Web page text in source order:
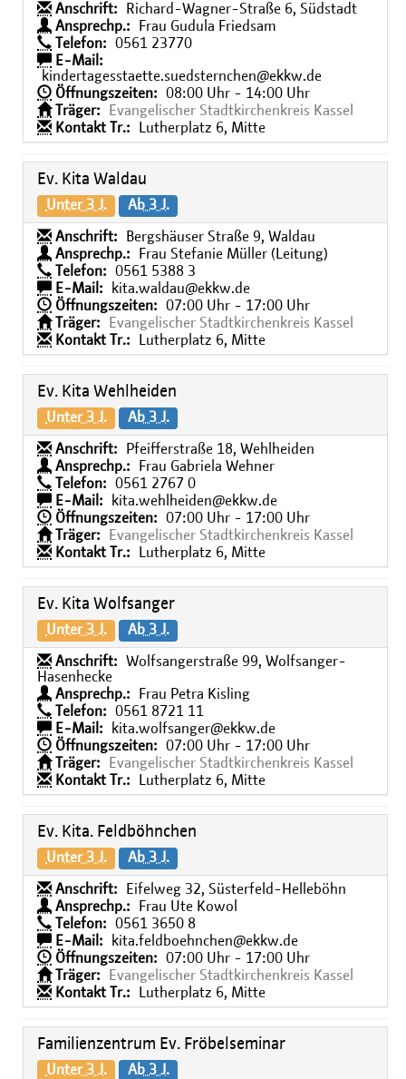
Anschrift:
Richard-Wagner-Straße 6, Südstadt
Ansprechp.:
Frau Gudula Friedsam
Telefon:
0561 23770
E-Mail:
kindertagesstaette.suedsternchen@ekkw.de
Öffnungszeiten:
08:00 Uhr - 14:00 Uhr
Träger:
Evangelischer Stadtkirchenkreis Kassel
Kontakt Tr.:
Lutherplatz 6, Mitte
Ev. Kita Waldau
Unter 3 J. Ab 3 J.
Anschrift:
Bergshäuser Straße 9, Waldau
Ansprechp.:
Frau Stefanie Müller (Leitung)
Telefon:
0561 5388 3
E-Mail:
kita.waldau@ekkw.de
Öffnungszeiten:
07:00 Uhr - 17:00 Uhr
Träger:
Evangelischer Stadtkirchenkreis Kassel
Kontakt Tr.:
Lutherplatz 6, Mitte
Ev. Kita Wehlheiden
Unter 3 J. Ab 3 J.
Anschrift:
Pfeifferstraße 18, Wehlheiden
Ansprechp.:
Frau Gabriela Wehner
Telefon:
0561 2767 0
E-Mail:
kita.wehlheiden@ekkw.de
Öffnungszeiten:
07:00 Uhr - 17:00 Uhr
Träger:
Evangelischer Stadtkirchenkreis Kassel
Kontakt Tr.:
Lutherplatz 6, Mitte
Ev. Kita Wolfsanger
Unter 3 J. Ab 3 J.
Anschrift:
Wolfsangerstraße 99, Wolfsanger-
Hasenhecke
Ansprechp.:
Frau Petra Kisling
Telefon:
0561 8721 11
E-Mail:
kita.wolfsanger@ekkw.de
Öffnungszeiten:
07:00 Uhr - 17:00 Uhr
Träger:
Evangelischer Stadtkirchenkreis Kassel
Kontakt Tr.:
Lutherplatz 6, Mitte
Ev. Kita. Feldböhnchen
Unter 3 J. Ab 3 J.
Anschrift:
Eifelweg 32, Süsterfeld-Helleböhn
Ansprechp.:
Frau Ute Kowol
Telefon:
0561 3650 8
E-Mail:
kita.feldboehnchen@ekkw.de
Öffnungszeiten:
07:00 Uhr - 17:00 Uhr
Träger:
Evangelischer Stadtkirchenkreis Kassel
Kontakt Tr.:
Lutherplatz 6, Mitte
Familienzentrum Ev. Fröbelseminar
Unter 3 J. Ab 3 J.